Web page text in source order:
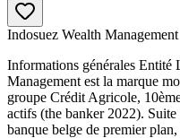
Indosuez Wealth Management
Informations générales Entité
Management est la marque
groupe Crédit Agricole,
actifs (the banker 2022).
banque belge de premier